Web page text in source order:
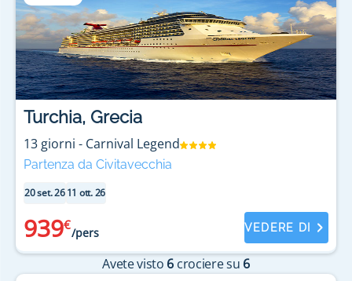
Turchia, Grecia
13 giorni - Carnival Legend
Partenza da Civitavecchia
20 set. 2611 ott. 26
939€
/pers VEDERE DI
Avete visto 6 crociere su 6